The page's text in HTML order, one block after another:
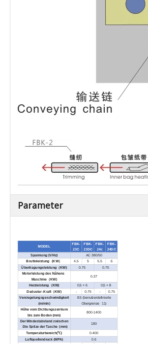
Parameter
MODEL
FBK-
23C
FBK-
23DC
FBK-
24c
FBK-
24DC
Spannung (V/Hz) AC 380/50
Bruttoleistung （KW） 4.5 5 5.5
6
Übertragungsleistung （ KW) 0.75
0.75
Motorleistung des Nähens
Maschine （ KW)
0.37
Heizleistung （ KW) 0,5 × 6
0,5 × 8
Deduster -Kraft（KW) - 0.75 - 0.75
Versiegelungsgeschwindigkeit
(m/min)
8.5 (benutzerdefinierte
Obergrenze 11)
Höhe vom Dichtungszentrum
bis zum Boden (mm)
800-1400
Der Mindestabstand zwischen
Die Spitze der Tasche (mm)
180
Temperaturbereich(℃) 0-400
Luftquellendruck (MPA) 0.6